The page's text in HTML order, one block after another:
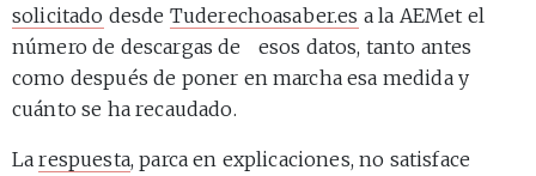
solicitado desde Tuderechoasaber.es a la AEMet el
número de descargas de esos datos, tanto antes
como después de poner en marcha esa medida y
cuánto se ha recaudado.
Larespuesta, parca en explicaciones, no satisface